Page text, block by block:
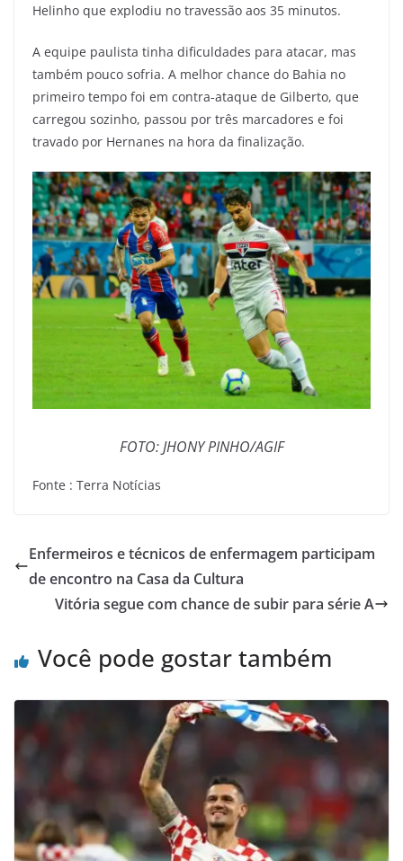
Helinho que explodiu no travessão aos 35 minutos.
A equipe paulista tinha dificuldades para atacar, mas
também pouco sofria. A melhor chance do Bahia no
primeiro tempo foi em contra-ataque de Gilberto, que
carregou sozinho, passou por três marcadores e foi
travado por Hernanes na hora da finalização.
FOTO: JHONY PINHO/AGIF
Fonte : Terra Notícias
Enfermeiros e técnicos de enfermagem participam
de encontro na Casa da Cultura
Vitória segue com chance de subir para série A
Você pode gostar também